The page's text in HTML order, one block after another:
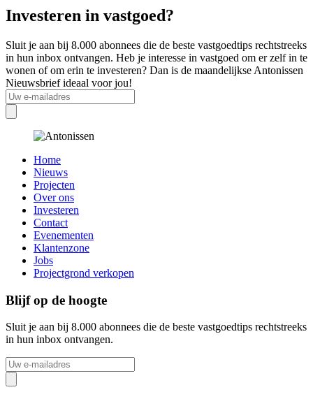
Investeren in vastgoed?
Sluit je aan bij 8.000 abonnees die de beste vastgoedtips rechtstreeks
in hun inbox ontvangen. Heb je interesse in vastgoed om er zelf in te
wonen of om erin te investeren? Dan is de maandelijkse Antonissen
Nieuwsbrief ideaal voor jou!
Home
Nieuws
Projecten
Over ons
Investeren
Contact
Evenementen
Klantenzone
Jobs
Projectgrond verkopen
Blijf op de hoogte
Sluit je aan bij 8.000 abonnees die de beste vastgoedtips rechtstreeks
in hun inbox ontvangen.